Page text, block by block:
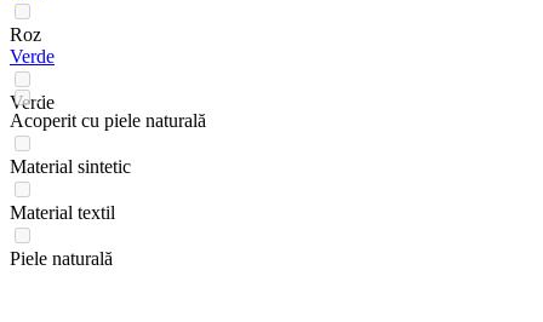
Roz
Verde
Verde
Acoperit cu piele naturală
Material sintetic
Material textil
Piele naturală